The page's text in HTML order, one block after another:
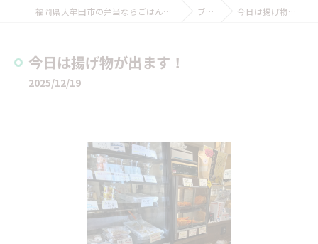
福岡県大牟田市の弁当ならごはんとおかず みけ猫屋 ブログ 今日は揚げ物が出ます！
今日は揚げ物が出ます！
2025/12/19